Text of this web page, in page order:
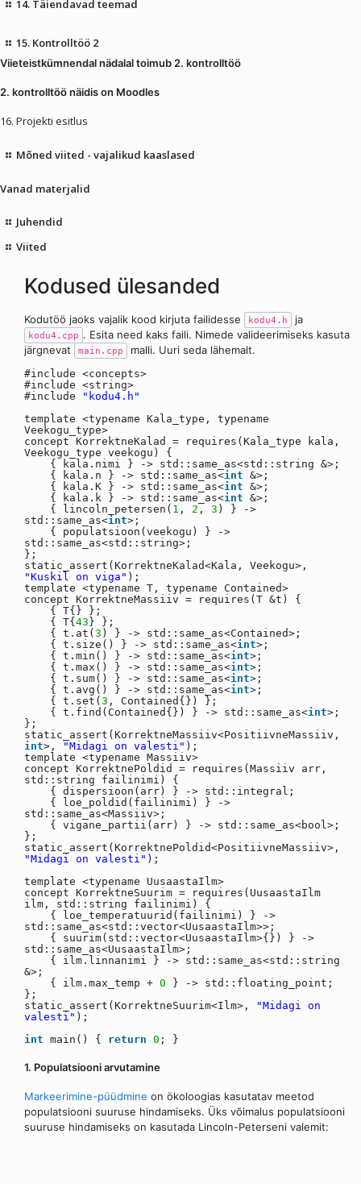
14. Täiendavad teemad
15. Kontrolltöö 2
Viieteistkümnendal nädalal toimub 2. kontrolltöö
2. kontrolltöö näidis on Moodles
16. Projekti esitlus
Mõned viited - vajalikud kaaslased
Vanad materjalid
Juhendid
Viited
Kodused ülesanded
Kodutöö jaoks vajalik kood kirjuta failidesse kodu4.h ja
kodu4.cpp . Esita need kaks faili. Nimede valideerimiseks kasuta
järgnevat
main.cpp malli. Uuri seda lähemalt.
#include <concepts>
#include <string>
#include
"kodu4.h"
template <typename Kala_type, typename
Veekogu_type>
concept KorrektneKalad = requires(Kala_type kala,
Veekogu_type veekogu) {
{ kala.nimi } -> std::same_as<std::string &>;
{ kala.n } -> std::same_as<int &>;
{ kala.K } -> std::same_as<int &>;
{ kala.k } -> std::same_as<int &>;
{ lincoln_petersen( 1 , 2 , 3 ) } ->
std::same_as<int>;
{ populatsioon(veekogu) } ->
std::same_as<std::string>;
};
static_assert(KorrektneKalad<Kala, Veekogu>,
"Kuskil on viga" );
template <typename T, typename Contained>
concept KorrektneMassiiv = requires(T &t) {
{ T{} };
{ T{ 43 } };
{ t.at( 3 ) } -> std::same_as<Contained>;
{ t.size() } -> std::same_as<int>;
{ t.min() } -> std::same_as<int>;
{ t.max() } -> std::same_as<int>;
{ t.sum() } -> std::same_as<int>;
{ t.avg() } -> std::same_as<int>;
{ t.set( 3 , Contained{}) };
{ t.find(Contained{}) } -> std::same_as<int>;
};
static_assert(KorrektneMassiiv<PositiivneMassiiv,
int>, "Midagi on valesti" );
template <typename Massiiv>
concept KorrektnePoldid = requires(Massiiv arr,
std::string failinimi) {
{ dispersioon(arr) } -> std::integral;
{ loe_poldid(failinimi) } ->
std::same_as<Massiiv>;
{ vigane_partii(arr) } -> std::same_as<bool>;
};
static_assert(KorrektnePoldid<PositiivneMassiiv>,
"Midagi on valesti" );
template <typename UusaastaIlm>
concept KorrektneSuurim = requires(UusaastaIlm
ilm, std::string failinimi) {
{ loe_temperatuurid(failinimi) } ->
std::same_as<std::vector<UusaastaIlm>>;
{ suurim(std::vector<UusaastaIlm>{}) } ->
std::same_as<UusaastaIlm>;
{ ilm.linnanimi } -> std::same_as<std::string
&>;
{ ilm.max_temp + 0
} -> std::floating_point;
};
static_assert(KorrektneSuurim<Ilm>,
"Midagi on
valesti" );
int main() { return 0 ; }
1. Populatsiooni arvutamine
Markeerimine-püüdmine on ökoloogias kasutatav meetod
populatsiooni suuruse hindamiseks. Üks võimalus populatsiooni
suuruse hindamiseks on kasutada Lincoln-Peterseni valemit: